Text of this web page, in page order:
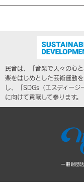
民音は、「音楽で人々の心
楽をはじめとした芸術運動
し、「SDGs（エスディー
に向けて貢献して参ります。